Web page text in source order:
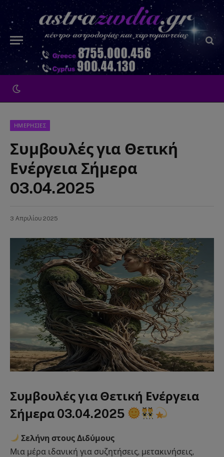
ΗΜΕΡΗΣΙΕΣ
Συμβουλές για Θετική
Ενέργεια Σήμερα
03.04.2025
3 Απριλίου 2025
Συμβουλές για Θετική Ενέργεια
Σήμερα 03.04.2025
Σελήνη στους Διδύμους
Μια μέρα ιδανική για συζητήσεις, μετακινήσεις,